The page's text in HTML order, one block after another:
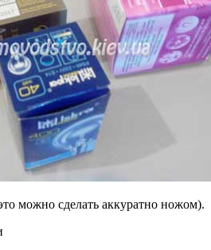
можно сделать аккуратно ножом).